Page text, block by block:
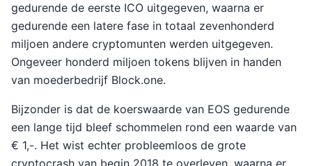
gedurende de eerste ICO uitgegeven, waarna er
gedurende een latere fase in totaal zevenhonderd
miljoen andere cryptomunten werden uitgegeven.
Ongeveer honderd miljoen tokens blijven in handen
van moederbedrijf Block.one.
Bijzonder is dat de koerswaarde van EOS gedurende
een lange tijd bleef schommelen rond een waarde van
€ 1,-. Het wist echter probleemloos de grote
cryptocrash van begin 2018 te overleven, waarna er